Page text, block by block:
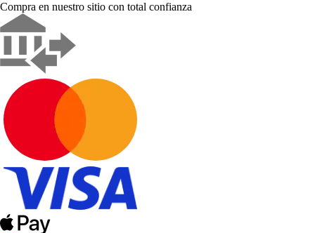
Compra en nuestro sitio con total confianza